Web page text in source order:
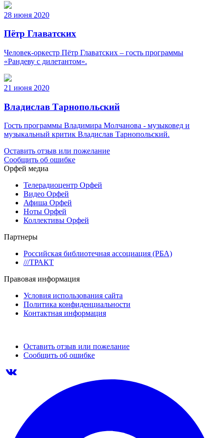
28 июня 2020
Пётр Главатских
Человек-оркестр Пётр Главатских – гость программы
«Рандеву с дилетантом».
21 июня 2020
Владислав Тарнопольский
Гость программы Владимира Молчанова - музыковед и
музыкальный критик Владислав Тарнопольский.
Оставить отзыв или пожелание
Сообщить об ошибке
Орфей медиа
Телерадиоцентр Орфей
Видео Орфей
Афиша Орфей
Ноты Орфей
Коллективы Орфей
Партнеры
Российская библиотечная ассоциация (РБА)
///ТРАКТ
Правовая информация
Условия использования сайта
Политика конфиденциальности
Контактная информация
Оставить отзыв или пожелание
Сообщить об ошибке